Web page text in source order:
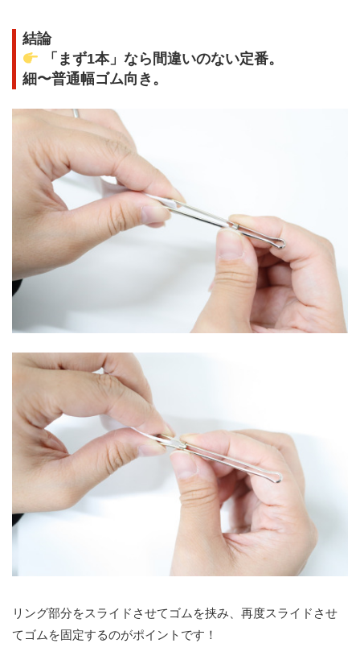
結論
「まず1本」なら間違いのない定番。
細〜普通幅ゴム向き。
リング部分をスライドさせてゴムを挟み、再度スライドさせ
てゴムを固定するのがポイントです！